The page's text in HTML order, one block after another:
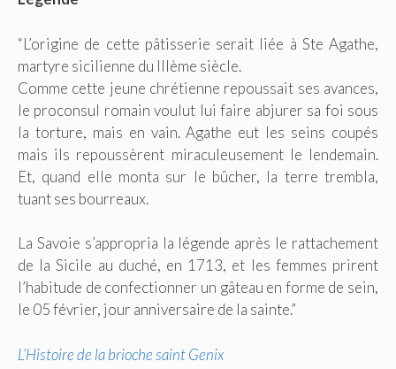
“L’origine de cette pâtisserie serait liée à Ste Agathe,
martyre sicilienne du IIIème siècle.
Comme cette jeune chrétienne repoussait ses avances,
le proconsul romain voulut lui faire abjurer sa foi sous
la torture, mais en vain. Agathe eut les seins coupés
mais ils repoussèrent miraculeusement le lendemain.
Et, quand elle monta sur le bûcher, la terre trembla,
tuant ses bourreaux.
La Savoie s’appropria la légende après le rattachement
de la Sicile au duché, en 1713, et les femmes prirent
l’habitude de confectionner un gâteau en forme de sein,
le 05 février, jour anniversaire de la sainte.”
L’Histoire de la brioche saint Genix